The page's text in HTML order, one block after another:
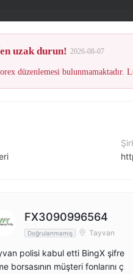
uzak durun! 2026-08-07
düzenlemesi bulunmamaktadır.
FX3090996564
Doğrulanmamış Tayvan
polisi kabul etti BingX şifre
borsasının müşteri fonlarını ç